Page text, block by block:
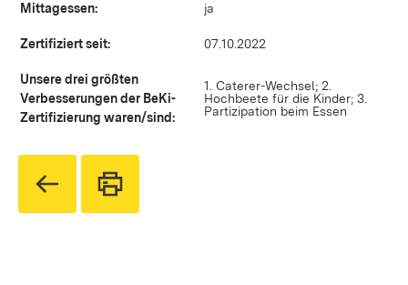
Mittagessen: ja
Zertifiziert seit: 07.10.2022
Unsere drei größten
Verbesserungen der BeKi-
Zertifizierung waren/sind:
1. Caterer-Wechsel; 2.
Hochbeete für die Kinder; 3.
Partizipation beim Essen